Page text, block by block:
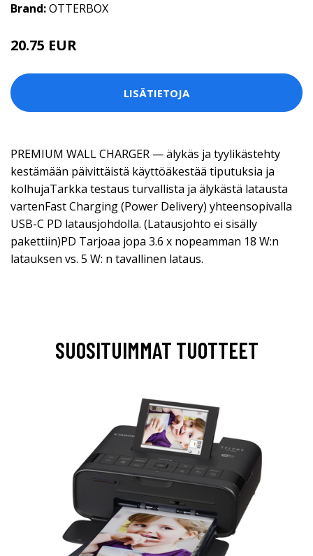
Brand:OTTERBOX
20.75 EUR
LISÄTIETOJA
PREMIUM WALL CHARGER — älykäs ja tyylikästehty
kestämään päivittäistä käyttöäkestää tiputuksia ja
kolhujaTarkka testaus turvallista ja älykästä latausta
vartenFast Charging (Power Delivery) yhteensopivalla
USB-C PD latausjohdolla. (Latausjohto ei sisälly
pakettiin)PD Tarjoaa jopa 3.6 x nopeamman 18 W:n
latauksen vs. 5 W: n tavallinen lataus.
SUOSITUIMMAT TUOTTEET